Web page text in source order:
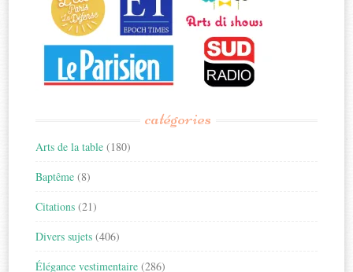
catégories
Arts de la table (180)
Baptême (8)
Citations (21)
Divers sujets (406)
Élégance vestimentaire (286)